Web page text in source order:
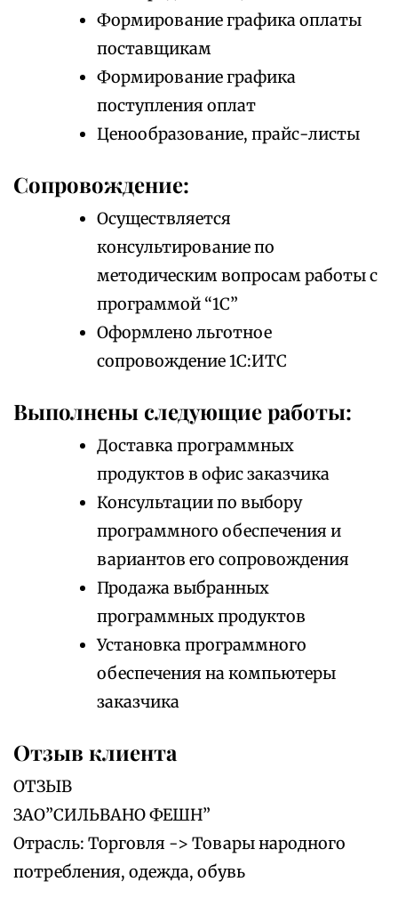
Формирование графика оплаты
поставщикам
Формирование графика
поступления оплат
Ценообразование, прайс-листы
Сопровождение:
Осуществляется
консультирование по
методическим вопросам работы с
программой “1С”
Оформлено льготное
сопровождение 1С:ИТС
Выполнены следующие работы:
Доставка программных
продуктов в офис заказчика
Консультации по выбору
программного обеспечения и
вариантов его сопровождения
Продажа выбранных
программных продуктов
Установка программного
обеспечения на компьютеры
заказчика
Отзыв клиента
ОТЗЫВ
ЗАО”СИЛЬВАНО ФЕШН”
Отрасль: Торговля -> Товары народного
потребления, одежда, обувь